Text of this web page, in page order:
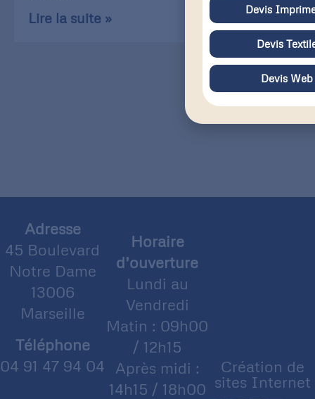
Lire la suite »
Adresse
45 Boulevard
Notre Dame
13006
Marseille
Téléphone
04 91 47 94 04
Horaire
d’ouverture
Lundi au
Vendredi
Matin : 09h00
/ 12h15
Après midi :
14h15 / 18h00
Création de
sites Internet
Devis
Devis
Devis Web